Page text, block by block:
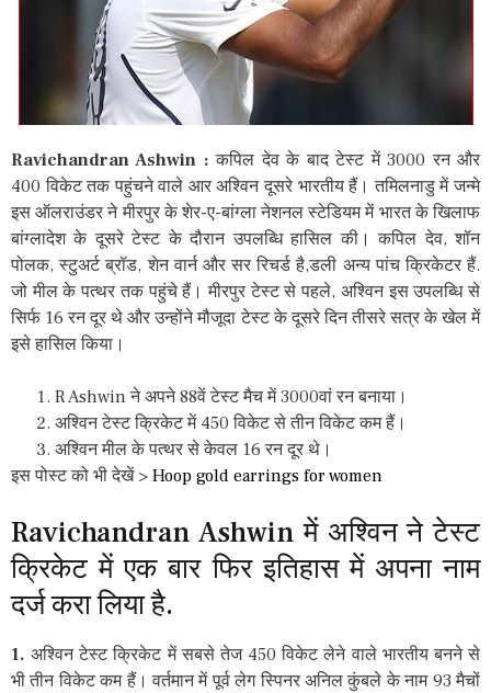
Ravichandran Ashwin :कपिल देव के बाद टेस्ट में 3000 रन और
400 विकेट तक पहुंचने वाले आर अश्विन दूसरे भारतीय हैं। तमिलनाडु में जन्मे
इस ऑलराउंडर ने मीरपुर के शेर-ए-बांग्ला नेशनल स्टेडियम में भारत के खिलाफ
बांग्लादेश के दूसरे टेस्ट के दौरान उपलब्धि हासिल की। कपिल देव, शॉन
पोलक, स्टुअर्ट ब्रॉड, शेन वार्न और सर रिचर्ड है,डली अन्य पांच क्रिकेटर हैं.
जो मील के पत्थर तक पहुंचे हैं। मीरपुर टेस्ट से पहले, अश्विन इस उपलब्धि से
सिर्फ 16 रन दूर थे और उन्होंने मौजूदा टेस्ट के दूसरे दिन तीसरे सत्र के खेल में
इसे हासिल किया।
R Ashwin ने अपने 88वें टेस्ट मैच में 3000वां रन बनाया।
अश्विन टेस्ट क्रिकेट में 450 विकेट से तीन विकेट कम हैं।
अश्विन मील के पत्थर से केवल 16 रन दूर थे।
इस पोस्ट को भी देखें > Hoop gold earrings for women
Ravichandran Ashwin में अश्विन ने टेस्ट
क्रिकेट में एक बार फिर इतिहास में अपना नाम
दर्ज करा लिया है.
1. अश्विन टेस्ट क्रिकेट में सबसे तेज 450 विकेट लेने वाले भारतीय बनने से
भी तीन विकेट कम हैं। वर्तमान में पूर्व लेग स्पिनर अनिल कुंबले के नाम 93 मैचों